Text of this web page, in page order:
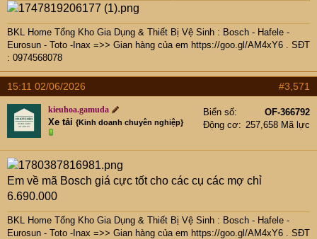
BKL Home Tổng Kho Gia Dụng & Thiết Bị Vệ Sinh : Bosch - Hafele -
Eurosun - Toto -Inax =>> Gian hàng của em https://goo.gl/AM4xY6 . SĐT
: 0974568078
15:11 02/06/2026 #3,571
kieuhoa.gamuda
Xe tải {Kinh doanh chuyên nghiệp}
Biển số
OF-366792
Động cơ
257,658 Mã lực
Em về mã Bosch giá cực tốt cho các cụ các mợ chỉ
6.690.000
BKL Home Tổng Kho Gia Dụng & Thiết Bị Vệ Sinh : Bosch - Hafele -
Eurosun - Toto -Inax =>> Gian hàng của em https://goo.gl/AM4xY6 . SĐT